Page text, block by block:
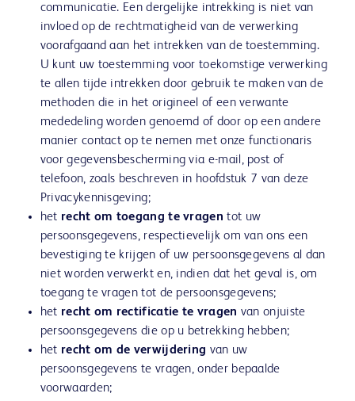
communicatie. Een dergelijke intrekking is niet van
invloed op de rechtmatigheid van de verwerking
voorafgaand aan het intrekken van de toestemming.
U kunt uw toestemming voor toekomstige verwerking
te allen tijde intrekken door gebruik te maken van de
methoden die in het origineel of een verwante
mededeling worden genoemd of door op een andere
manier contact op te nemen met onze functionaris
voor gegevensbescherming via e-mail, post of
telefoon, zoals beschreven in hoofdstuk 7 van deze
Privacykennisgeving;
het recht om toegang te vragen tot uw
persoonsgegevens, respectievelijk om van ons een
bevestiging te krijgen of uw persoonsgegevens al dan
niet worden verwerkt en, indien dat het geval is, om
toegang te vragen tot de persoonsgegevens;
het recht om rectificatie te vragen van onjuiste
persoonsgegevens die op u betrekking hebben;
het recht om de verwijdering van uw
persoonsgegevens te vragen, onder bepaalde
voorwaarden;